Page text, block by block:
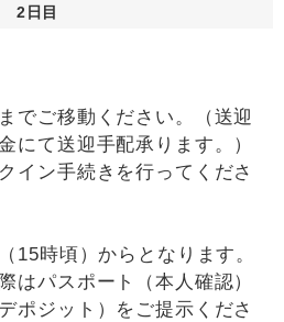
2日目
でご移動ください。（送迎
にて送迎手配承ります。）
イン手続きを行ってくださ
15時頃）からとなります。
はパスポート（本人確認）
ポジット）をご提示くださ